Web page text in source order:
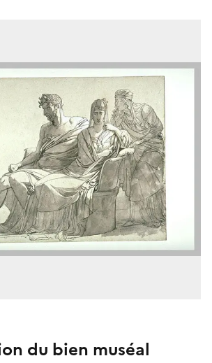
du bien muséal